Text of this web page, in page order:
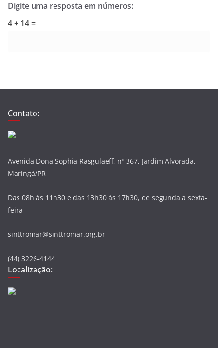
Digite uma resposta em números:
4 + 14 =
Contato:
Avenida Dona Sophia Rasgulaeff, nº 367, Jardim Alvorada,
Maringá/PR
Das 08h às 11h30 e das 13h30 às 17h30, de segunda a sexta-
feira
sinttromar@sinttromar.org.br
(44) 3226-4144
Localização: